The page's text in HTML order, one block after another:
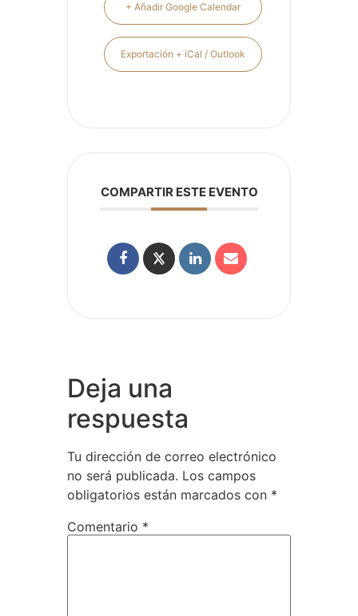
+ Añadir Google Calendar
Exportación + iCal / Outlook
COMPARTIR ESTE EVENTO
Deja una
respuesta
Tu dirección de correo electrónico
no será publicada. Los campos
obligatorios están marcados con *
Comentario *